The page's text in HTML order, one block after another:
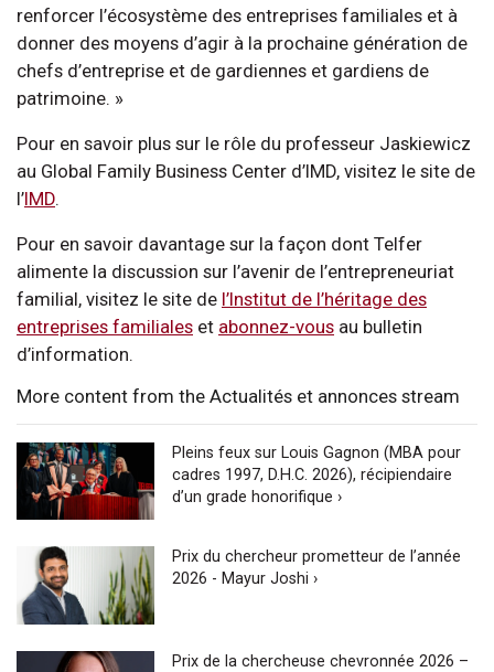
renforcer l’écosystème des entreprises familiales et à
donner des moyens d’agir à la prochaine génération de
chefs d’entreprise et de gardiennes et gardiens de
patrimoine. »
Pour en savoir plus sur le rôle du professeur Jaskiewicz
au Global Family Business Center d’IMD, visitez le site de
l’IMD.
Pour en savoir davantage sur la façon dont Telfer
alimente la discussion sur l’avenir de l’entrepreneuriat
familial, visitez le site de l’Institut de l’héritage des
entreprises familiales et abonnez-vous au bulletin
d’information.
More content from the Actualités et annonces stream
Pleins feux sur Louis Gagnon (MBA pour
cadres 1997, D.H.C. 2026), récipiendaire
d’un grade honorifique ›
Prix du chercheur prometteur de l’année
2026 - Mayur Joshi ›
Prix de la chercheuse chevronnée 2026 –